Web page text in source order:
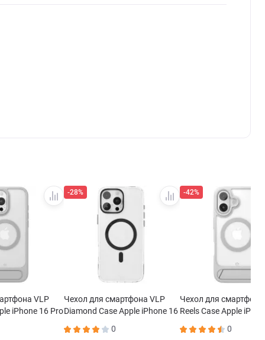
VLP
iPhone 16 Pro
-28%
Чехол для смартфона VLP
Diamond Case Apple iPhone 16
0
-42%
Чехол для смартфона
Reels Case Apple
0